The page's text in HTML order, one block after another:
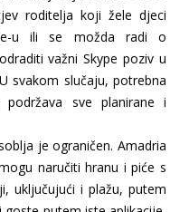
roditelja koji žele djeci
u ili se možda radi o
važni Skype poziv u
svakom slučaju, potrebna
sve planirane i
je ograničen. Amadria
naručiti hranu i piće s
uključujući i plažu, putem